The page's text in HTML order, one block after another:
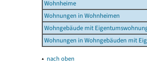
Wohnheime
Wohnungen in Wohnheimen
Wohngebäude mit
Wohnungen in Wohngebäuden mit
▴ nach oben